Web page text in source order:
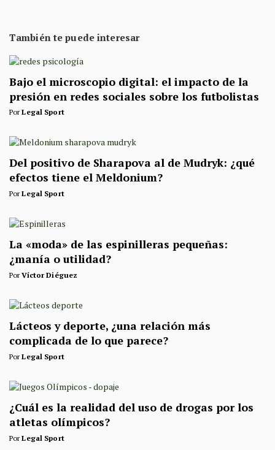
También te puede interesar
Bajo el microscopio digital: el impacto de la
presión en redes sociales sobre los futbolistas
PorLegal Sport
Del positivo de Sharapova al de Mudryk: ¿qué
efectos tiene el Meldonium?
PorLegal Sport
La «moda» de las espinilleras pequeñas:
¿manía o utilidad?
PorVíctor Diéguez
Lácteos y deporte, ¿una relación más
complicada de lo que parece?
PorLegal Sport
¿Cuál es la realidad del uso de drogas por los
atletas olímpicos?
PorLegal Sport